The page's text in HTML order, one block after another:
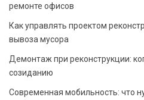
ремонте офисов
Как управлять проектом
вывоза мусора
Демонтаж при реконструкции:
созиданию
Современная мобильность: что